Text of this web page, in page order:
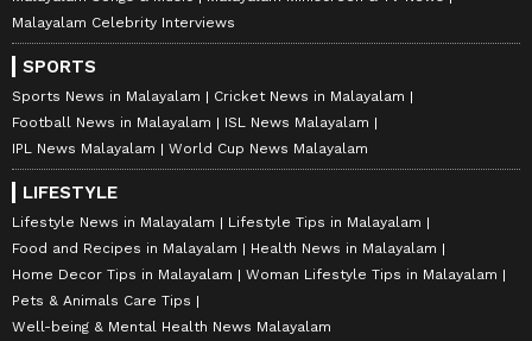
Malayalam Celebrity Interviews
SPORTS
Sports News in Malayalam
Cricket News in Malayalam
Football News in Malayalam
ISL News Malayalam
IPL News Malayalam
World Cup News Malayalam
LIFESTYLE
Lifestyle News in Malayalam
Lifestyle Tips in Malayalam
Food and Recipes in Malayalam
Health News in Malayalam
Home Decor Tips in Malayalam
Woman Lifestyle Tips in Malayalam
Pets & Animals Care Tips
Well-being & Mental Health News Malayalam